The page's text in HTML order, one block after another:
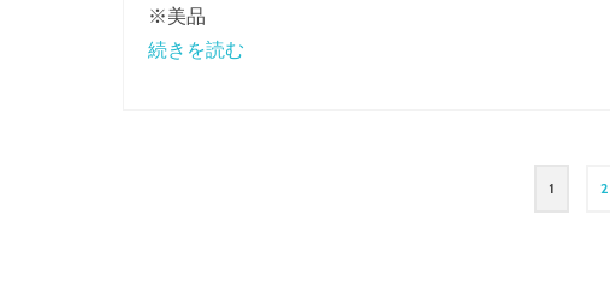
※美品
続きを読む
1 2